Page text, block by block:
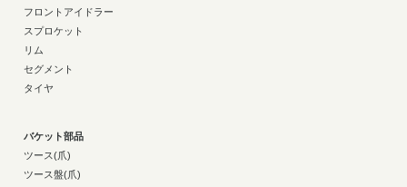
フロントアイドラー
スプロケット
リム
セグメント
タイヤ
バケット部品
ツース(爪)
ツース盤(爪)